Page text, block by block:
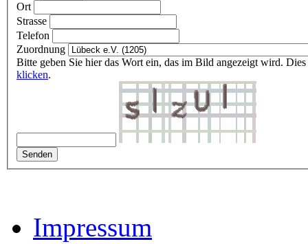
Ort
Strasse
Telefon
Zuordnung
Bitte geben Sie hier das Wort ein, das im Bild angezeigt wird.
klicken.
Impressum